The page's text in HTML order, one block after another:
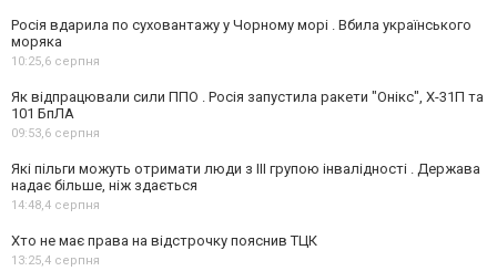
Росія вдарила по суховантажу у Чорному морі . Вбила українського
моряка
10:25,6 серпня
Як відпрацювали сили ППО . Росія запустила ракети "Онікс", Х-31П та
101 БпЛА
09:53,6 серпня
Які пільги можуть отримати люди з III групою інвалідності . Держава
надає більше, ніж здається
14:48,4 серпня
Хто не має права на відстрочку пояснив ТЦК
13:25,4 серпня